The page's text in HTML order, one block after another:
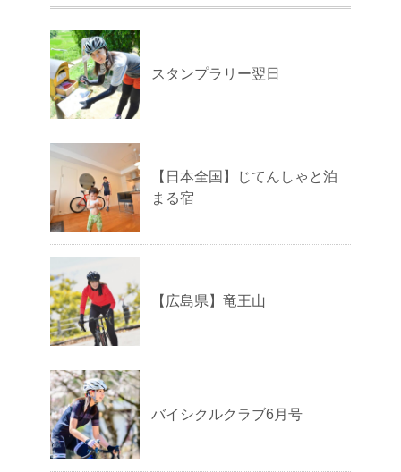
スタンプラリー翌日
【日本全国】じてんしゃと泊
まる宿
【広島県】竜王山
バイシクルクラブ6月号